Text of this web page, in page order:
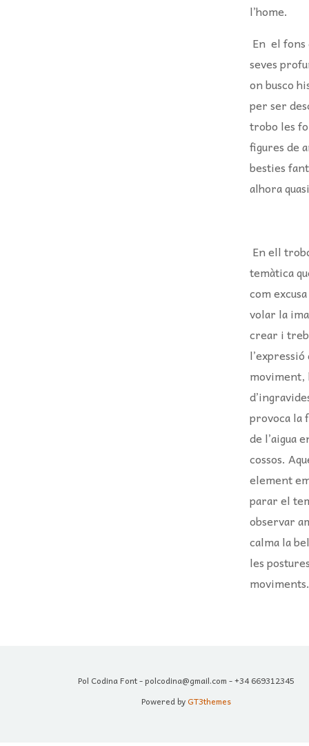
l’home.
En el fons
seves
on busco
per ser
trobo les
figures de
besties
alhora
En ell
temàtica
com
volar la
crear i
l’expressió
provoca la
de l’aigua
cossos.
element
parar el
observar
calma la
les
moviments.
Pol Codina Font - polcodina@gmail.com - +34 669312345
Powered by GT3themes